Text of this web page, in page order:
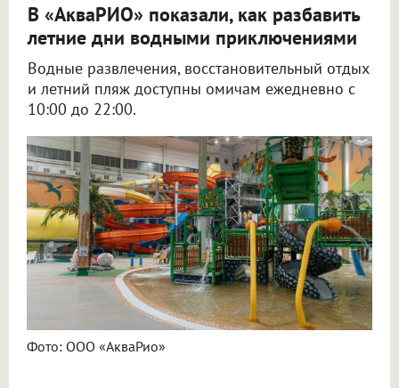
В «АкваРИО» показали, как разбавить
летние дни водными приключениями
Водные развлечения, восстановительный отдых
и летний пляж доступны омичам ежедневно с
10:00 до 22:00.
Фото: ООО «АкваРио»